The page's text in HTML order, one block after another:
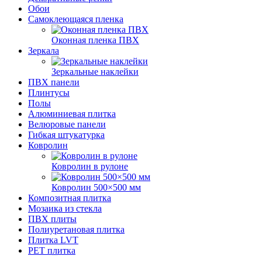
Обои
Самоклеющаяся пленка
Оконная пленка ПВХ
Зеркала
Зеркальные наклейки
ПВХ панели
Плинтусы
Полы
Алюминиевая плитка
Велюровые панели
Гибкая штукатурка
Ковролин
Ковролин в рулоне
Ковролин 500×500 мм
Композитная плитка
Мозаика из стекла
ПВХ плиты
Полиуретановая плитка
Плитка LVT
РЕТ плитка